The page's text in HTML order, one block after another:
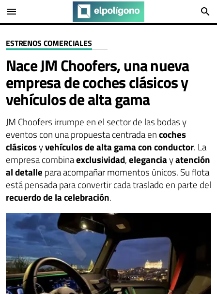
menu search
ESTRENOS COMERCIALES
Nace JM Choofers, una nueva
empresa de coches clásicos y
vehículos de alta gama
JM Choofers irrumpe en el sector de las bodas y
eventos con una propuesta centrada encoches
clásicosyvehículos de alta gama con conductor. La
empresa combinaexclusividad,eleganciayatención
al detalle para acompañar momentos únicos. Su flota
está pensada para convertir cada traslado en parte del
recuerdo de la celebración.